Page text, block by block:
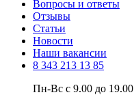
Вопросы и ответы
Отзывы
Статьи
Новости
Наши вакансии
8 343 213 13 85
Пн-Вс с 9.00 до 19.00